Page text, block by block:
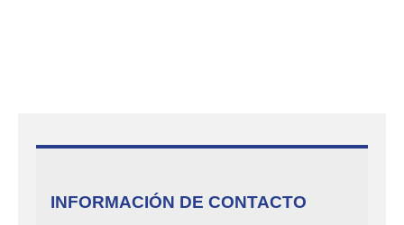
INFORMACIÓN DE CONTACTO